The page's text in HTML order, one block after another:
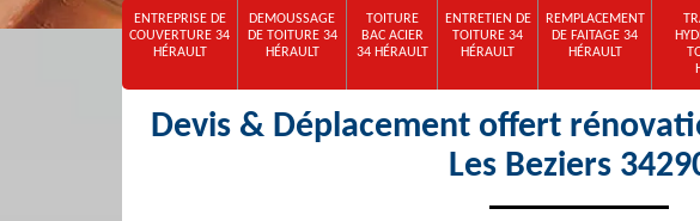
ENTREPRISE DE
COUVERTURE 34
HÉRAULT
DEMOUSSAGE
DE TOITURE 34
HÉRAULT
TOITURE
BAC ACIER
34 HÉRAULT
ENTRETIEN DE
TOITURE 34
HÉRAULT
REMPLACEMENT
DE FAITAGE 34
HÉRAULT
Devis & Déplacement offert
Les Beziers